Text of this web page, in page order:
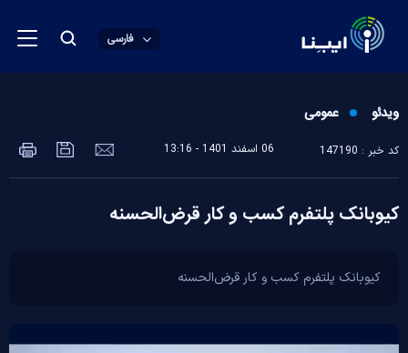
فارسی
ویدئو عمومی
کد خبر : 147190 06 اسفند 1401 - 13:16
کیوبانک پلتفرم کسب و کار قرض‌الحسنه
کیوبانک پلتفرم کسب و کار قرض‌الحسنه